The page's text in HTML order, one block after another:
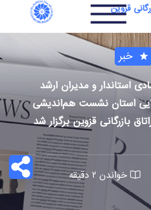
قزوین
خبر
استاندار و مدیران ارشد
استان نشست هم‌اندیشی
بازرگانی قزوین برگزار شد
خواندن ۲ دقیقه